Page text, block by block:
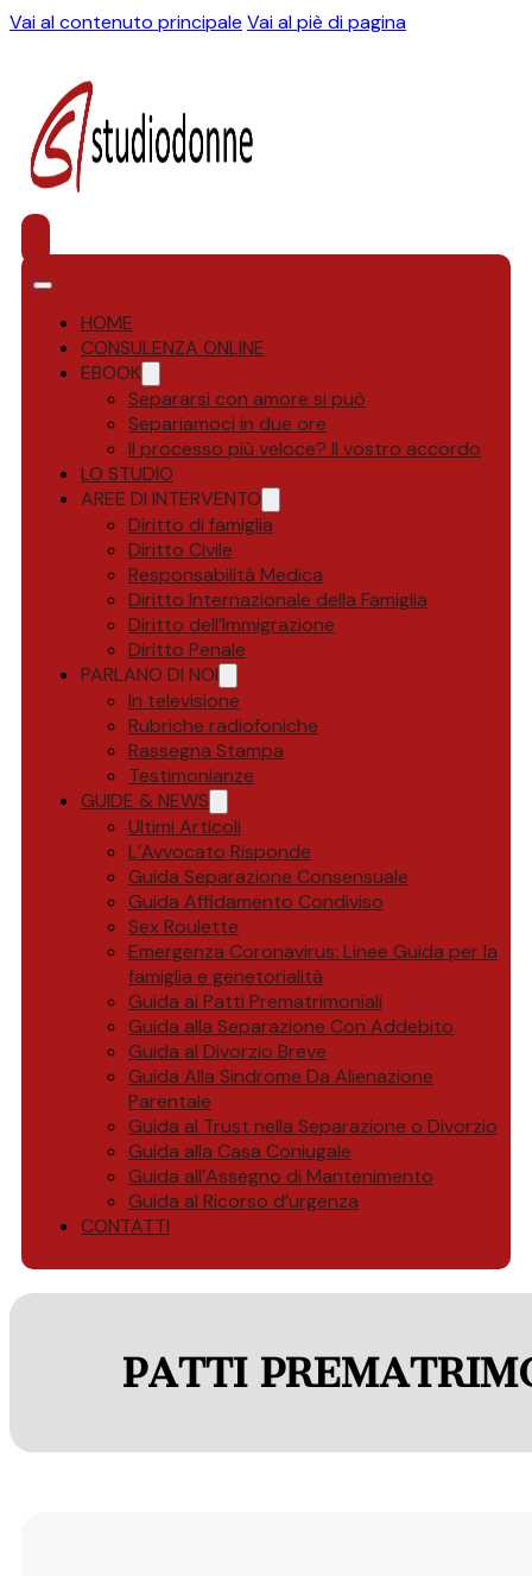
Vai al contenuto principale Vai al piè di pagina
HOME
CONSULENZA ONLINE
EBOOK
Separarsi con amore si può
Separiamoci in due ore
Il processo più veloce? Il vostro accordo
LO STUDIO
AREE DI INTERVENTO
Diritto di famiglia
Diritto Civile
Responsabilità Medica
Diritto Internazionale della Famiglia
Diritto dell’Immigrazione
Diritto Penale
PARLANO DI NOI
In televisione
Rubriche radiofoniche
Rassegna Stampa
Testimonianze
GUIDE & NEWS
Ultimi Articoli
L’Avvocato Risponde
Guida Separazione Consensuale
Guida Affidamento Condiviso
Sex Roulette
Emergenza Coronavirus: Linee Guida per la
famiglia e genetorialità
Guida ai Patti Prematrimoniali
Guida alla Separazione Con Addebito
Guida al Divorzio Breve
Guida Alla Sindrome Da Alienazione
Parentale
Guida al Trust nella Separazione o Divorzio
Guida alla Casa Coniugale
Guida all’Assegno di Mantenimento
Guida al Ricorso d’urgenza
CONTATTI
PATTI